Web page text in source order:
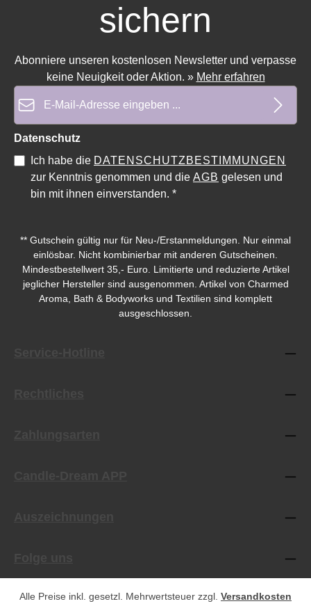
Durchschnittliche Bewertung von 5 von 5 Sternen
sichern
Abonniere unseren kostenlosen Newsletter und verpasse
keine Neuigkeit oder Aktion. » Mehr erfahren
Datenschutz
Ich habe die DATENSCHUTZBESTIMMUNGEN
zur Kenntnis genommen und die AGB gelesen und
bin mit ihnen einverstanden. *
** Gutschein gültig nur für Neu-/Erstanmeldungen. Nur einmal
einlösbar. Nicht kombinierbar mit anderen Gutscheinen.
Mindestbestellwert 35,- Euro. Limitierte und reduzierte Artikel
jeglicher Hersteller sind ausgenommen. Artikel von Charmed
Aroma, Bath & Bodyworks und Textilien sind komplett
ausgeschlossen.
Alle Preise inkl. gesetzl. Mehrwertsteuer zzgl. Versandkosten